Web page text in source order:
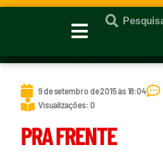
9 de setembro de 2015 às 18:04
Visualizações: 0
PRA FRENTE